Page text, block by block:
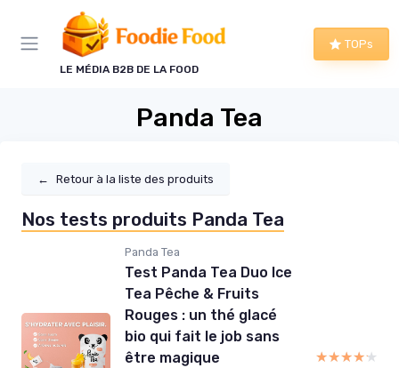
LE MÉDIA B2B DE LA FOOD
TOPs
Panda Tea
← Retour à la liste des produits
Nos tests produits Panda Tea
Panda Tea
Test Panda Tea Duo Ice
Tea Pêche & Fruits
Rouges : un thé glacé
bio qui fait le job sans
être magique
★★★★★
★★★★★
Panneau de gestion des cookies